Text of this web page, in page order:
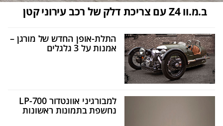
ב.מ.וו Z4 עם צריכת דלק של רכב עירוני קטן
התלת-אופן החדש של מורגן –
אמנות על 3 גלגלים
למבורגיני אוונטדור LP-700
נחשפת בתמונות ראשונות